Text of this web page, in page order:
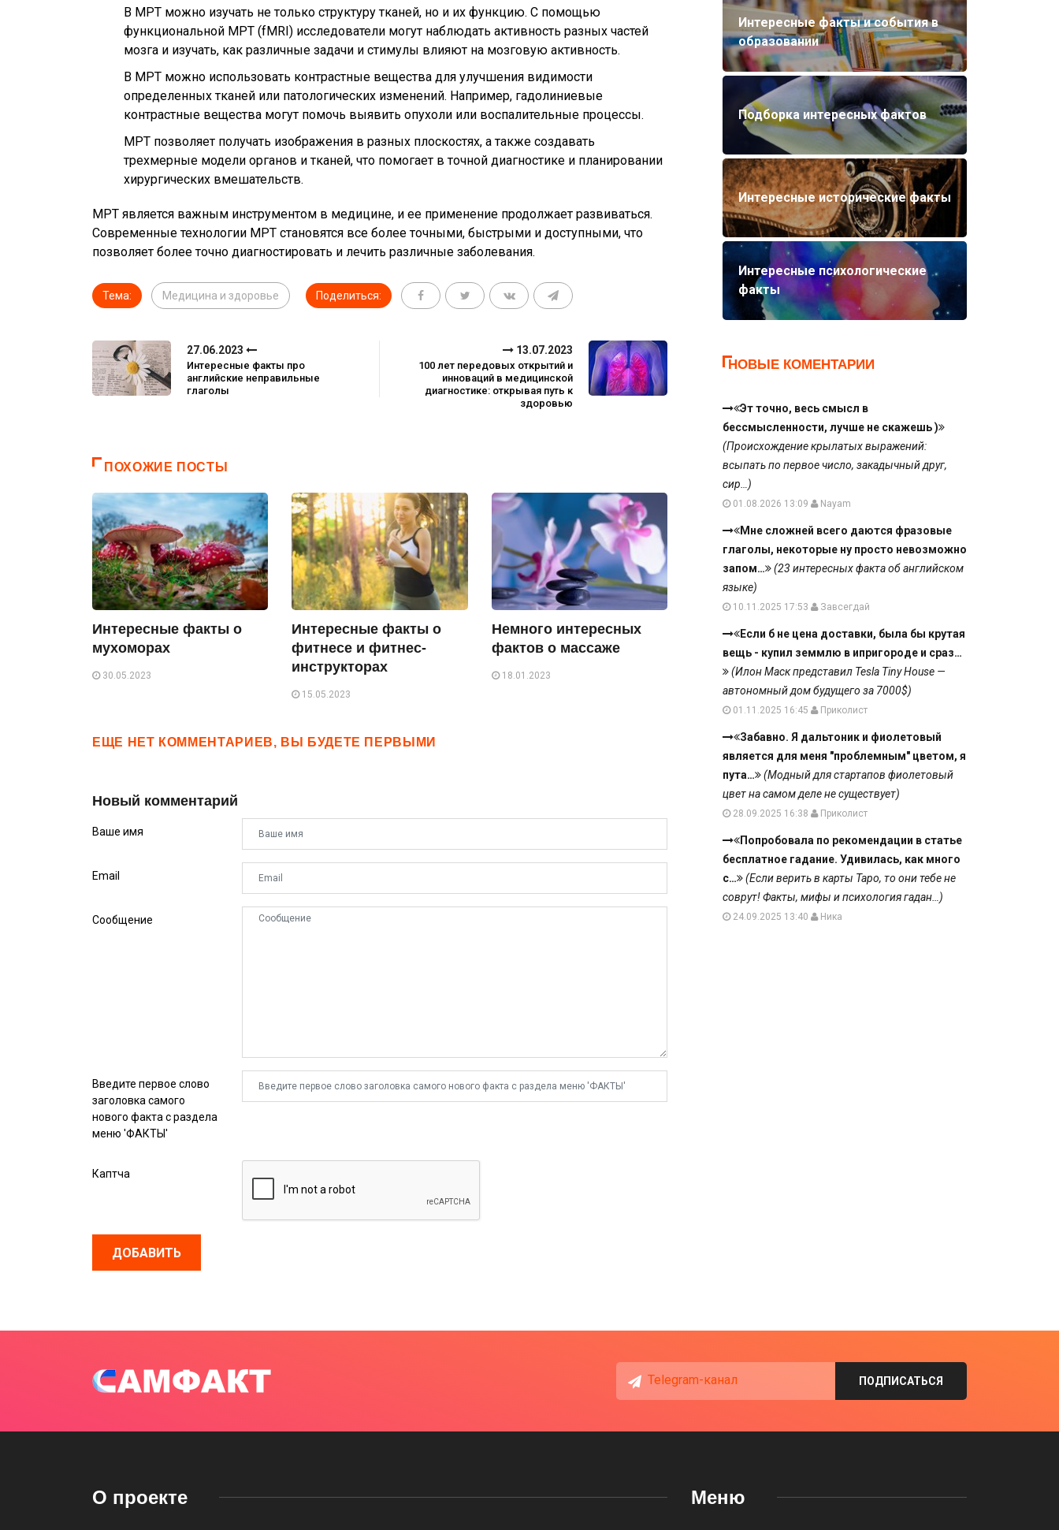
В МРТ можно изучать не только структуру тканей, но и их функцию. С помощью
функциональной МРТ (fMRI) исследователи могут наблюдать активность разных частей
мозга и изучать, как различные задачи и стимулы влияют на мозговую активность.
В МРТ можно использовать контрастные вещества для улучшения видимости
определенных тканей или патологических изменений. Например, гадолиниевые
контрастные вещества могут помочь выявить опухоли или воспалительные процессы.
МРТ позволяет получать изображения в разных плоскостях, а также создавать
трехмерные модели органов и тканей, что помогает в точной диагностике и планировании
хирургических вмешательств.
МРТ является важным инструментом в медицине, и ее применение продолжает развиваться.
Современные технологии МРТ становятся все более точными, быстрыми и доступными, что
позволяет более точно диагностировать и лечить различные заболевания.
Тема: Медицина и здоровье Поделиться:
27.06.2023
Интересные факты про
английские неправильные
глаголы
13.07.2023
100 лет передовых открытий и
инноваций в медицинской
диагностике: открывая путь к
здоровью
ПОХОЖИЕ ПОСТЫ
Интересные факты о
мухоморах
30.05.2023
Интересные факты о
фитнесе и фитнес-
инструкторах
15.05.2023
Немного интересных
фактов о массаже
18.01.2023
ЕЩЕ НЕТ КОММЕНТАРИЕВ, ВЫ БУДЕТЕ ПЕРВЫМИ
Новый комментарий
Ваше имя
Email
Сообщение
Введите первое слово
заголовка самого
нового факта с раздела
меню 'ФАКТЫ'
Каптча
ДОБАВИТЬ
Интересные факты и события в
образовании
Подборка интересных фактов
Интересные исторические факты
Интересные психологические
факты
НОВЫЕ КОМЕНТАРИИ
Эт точно, весь смысл в
бессмысленности, лучше не скажешь )
(Происхождение крылатых выражений:
всыпать по первое число, закадычный друг,
сир…)
01.08.2026 13:09 Nayam
Мне сложней всего даются фразовые
глаголы, некоторые ну просто невозможно
запом…
(23 интересных факта об английском
языке)
10.11.2025 17:53 Завсегдай
Если б не цена доставки, была бы крутая
вещь - купил земмлю в ипригороде и сраз…
(Илон Маск представил Tesla Tiny House —
автономный дом будущего за 7000$)
01.11.2025 16:45 Приколист
Забавно. Я дальтоник и фиолетовый
является для меня "проблемным" цветом, я
пута…
(Модный для стартапов фиолетовый
цвет на самом деле не существует)
28.09.2025 16:38 Приколист
Попробовала по рекомендации в статье
бесплатное гадание. Удивилась, как много
с…
(Если верить в карты Таро, то они тебе не
соврут! Факты, мифы и психология гадан…)
24.09.2025 13:40 Ника
Telegram-канал ПОДПИСАТЬСЯ
О проекте Меню